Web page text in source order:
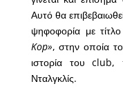
Αυτό θα
ψηφοφορία με
Kop», στην οποία
ιστορία του
Νταλγκλίς.